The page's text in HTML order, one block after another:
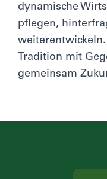
dynamische
pflegen,
Tradition mit
gemeinsam